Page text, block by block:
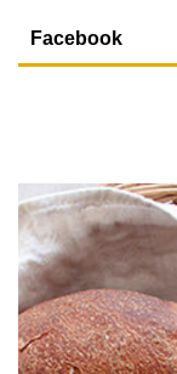
Facebook